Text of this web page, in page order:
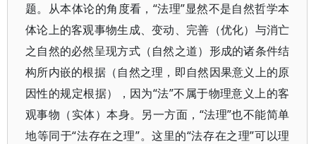
题。从本体论的角度看，“法理”显然不是自然哲学本
体论上的客观事物生成、变动、完善（优化）与消亡
之自然的必然呈现方式（自然之道）形成的诸条件结
构所内嵌的根据（自然之理，即自然因果意义上的原
因性的规定根据），因为“法”不属于物理意义上的客
观事物（实体）本身。另一方面，“法理”也不能简单
地等同于“法存在之理”。这里的“法存在之理”可以理